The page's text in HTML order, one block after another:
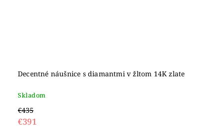
Decentné náušnice s diamantmi v žltom 14K zlate
Skladom
€435
€391